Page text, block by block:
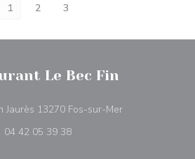
1 2 3
Le Bec Fin
Jaurès 13270 Fos-sur-Mer((opens in a
04 42 05 39 38